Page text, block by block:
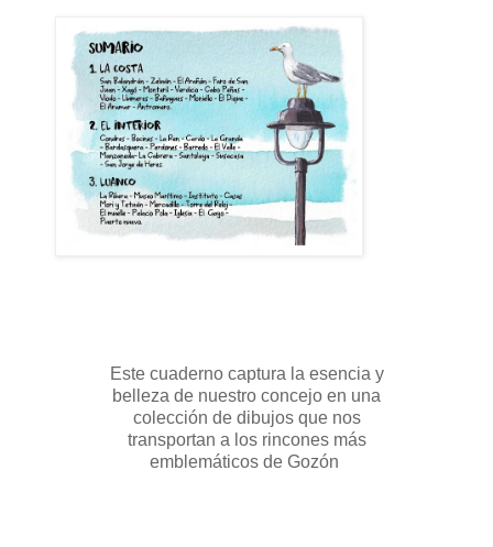
Este cuaderno captura la esencia y
belleza de nuestro concejo en una
colección de dibujos que nos
transportan a los rincones más
emblemáticos de Gozón